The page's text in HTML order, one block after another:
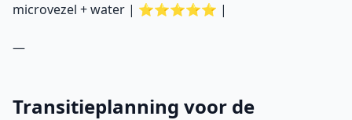
microvezel + water | ⭐⭐⭐⭐⭐ |
—
Transitieplanning voor de